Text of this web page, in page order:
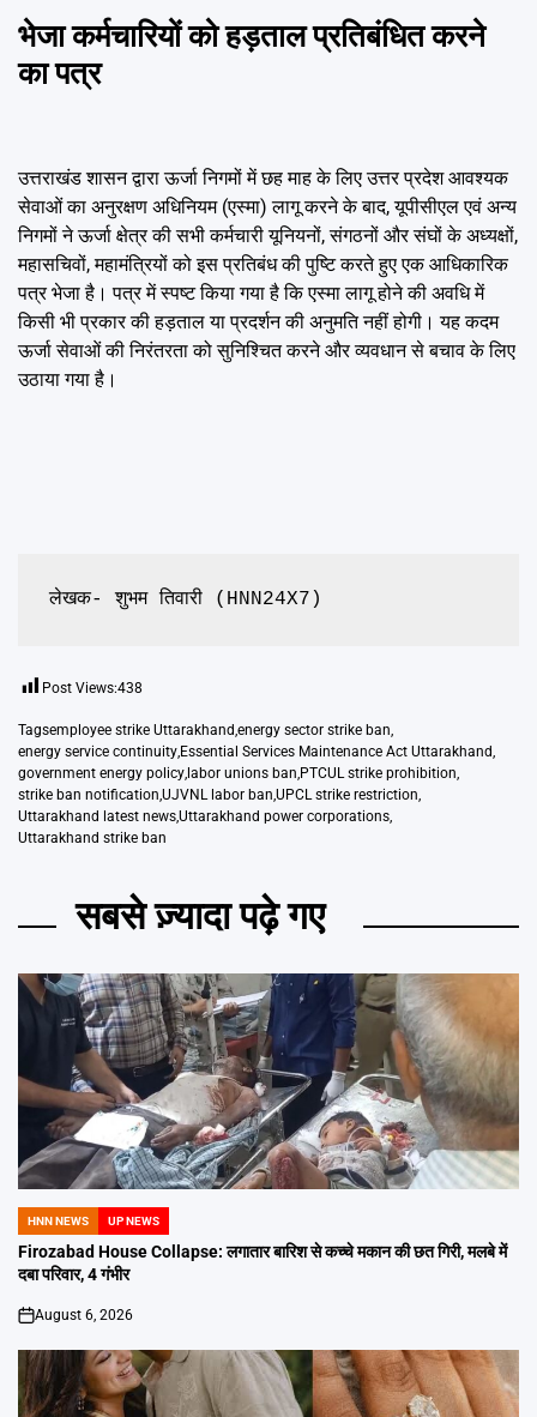
भेजा कर्मचारियों को हड़ताल प्रतिबंधित करने
का पत्र
उत्तराखंड शासन द्वारा ऊर्जा निगमों में छह माह के लिए उत्तर प्रदेश आवश्यक
सेवाओं का अनुरक्षण अधिनियम (एस्मा) लागू करने के बाद, यूपीसीएल एवं अन्य
निगमों ने ऊर्जा क्षेत्र की सभी कर्मचारी यूनियनों, संगठनों और संघों के अध्यक्षों,
महासचिवों, महामंत्रियों को इस प्रतिबंध की पुष्टि करते हुए एक आधिकारिक
पत्र भेजा है। पत्र में स्पष्ट किया गया है कि एस्मा लागू होने की अवधि में
किसी भी प्रकार की हड़ताल या प्रदर्शन की अनुमति नहीं होगी। यह कदम
ऊर्जा सेवाओं की निरंतरता को सुनिश्चित करने और व्यवधान से बचाव के लिए
उठाया गया है।
लेखक- शुभम तिवारी (HNN24X7)
Post Views:438
Tagsemployee strike Uttarakhand,energy sector strike ban,
energy service continuity,Essential Services Maintenance Act Uttarakhand,
government energy policy, labor unions ban,PTCUL strike prohibition,
strike ban notification,UJVNL labor ban,UPCL strike restriction,
Uttarakhand latest news,Uttarakhand power corporations,
Uttarakhand strike ban
सबसे ज़्यादा पढ़े गए
POSTED
IN
HNN NEWS UP NEWS
Firozabad House Collapse: लगातार बारिश से कच्चे मकान की छत गिरी, मलबे में
दबा परिवार, 4 गंभीर
on
August 6, 2026